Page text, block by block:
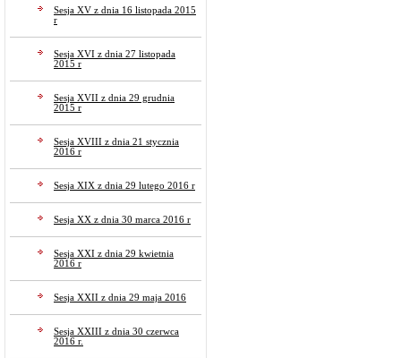
Sesja XV z dnia 16 listopada 2015
r
Sesja XVI z dnia 27 listopada
2015 r
Sesja XVII z dnia 29 grudnia
2015 r
Sesja XVIII z dnia 21 stycznia
2016 r
Sesja XIX z dnia 29 lutego 2016 r
Sesja XX z dnia 30 marca 2016 r
Sesja XXI z dnia 29 kwietnia
2016 r
Sesja XXII z dnia 29 maja 2016
Sesja XXIII z dnia 30 czerwca
2016 r.